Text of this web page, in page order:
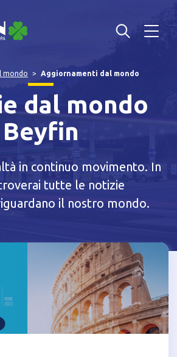
mondo Aggiornamenti dal mondo
dal mondo
Beyfin
in continuo movimento. In
tutte le notizie
il nostro mondo.